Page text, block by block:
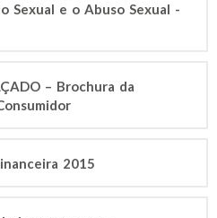
Sexual e o Abuso Sexual -
– Brochura da
2015